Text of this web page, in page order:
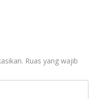
Ruas yang wajib